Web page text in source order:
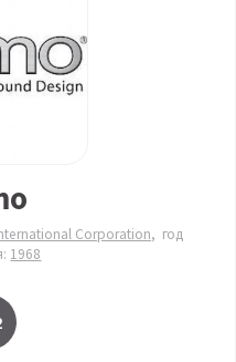
Corporation
год
1968